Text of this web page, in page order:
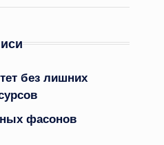
без лишних
фасонов